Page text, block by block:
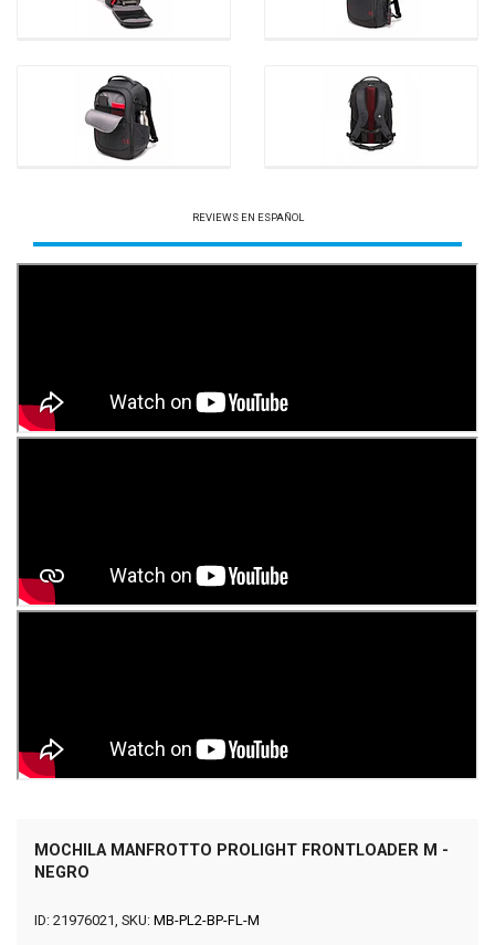
REVIEWS EN ESPAÑOL
MOCHILA MANFROTTO PROLIGHT FRONTLOADER M -
NEGRO
ID: 21976021, SKU: MB-PL2-BP-FL-M